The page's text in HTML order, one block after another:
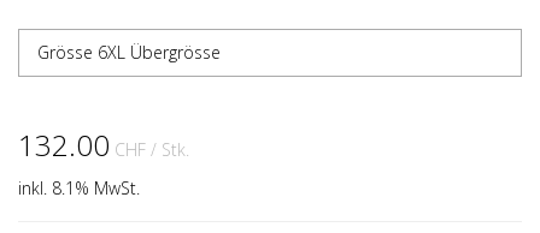
Grösse 6XL Übergrösse
132.00 CHF / Stk.
inkl. 8.1% MwSt.